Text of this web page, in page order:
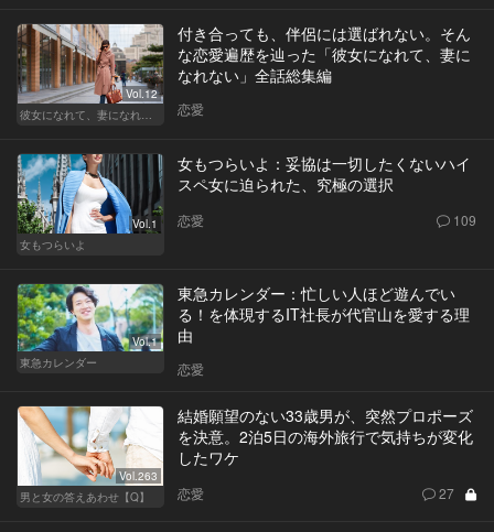
Vol.12
付き合っても、伴侶には選ばれない。そん
な恋愛遍歴を辿った「彼女になれて、妻に
なれない」全話総集編
恋愛
Vol.1
女もつらいよ
女もつらいよ：妥協は一切したくないハイ
スペ女に迫られた、究極の選択
恋愛 109
Vol.1
東急カレンダー
東急カレンダー：忙しい人ほど遊んでい
る！を体現するIT社長が代官山を愛する理
由
恋愛
Vol.263
男と女の答えあわせ【Q】
結婚願望のない33歳男が、突然プロポーズ
を決意。2泊5日の海外旅行で気持ちが変化
したワケ
恋愛 27